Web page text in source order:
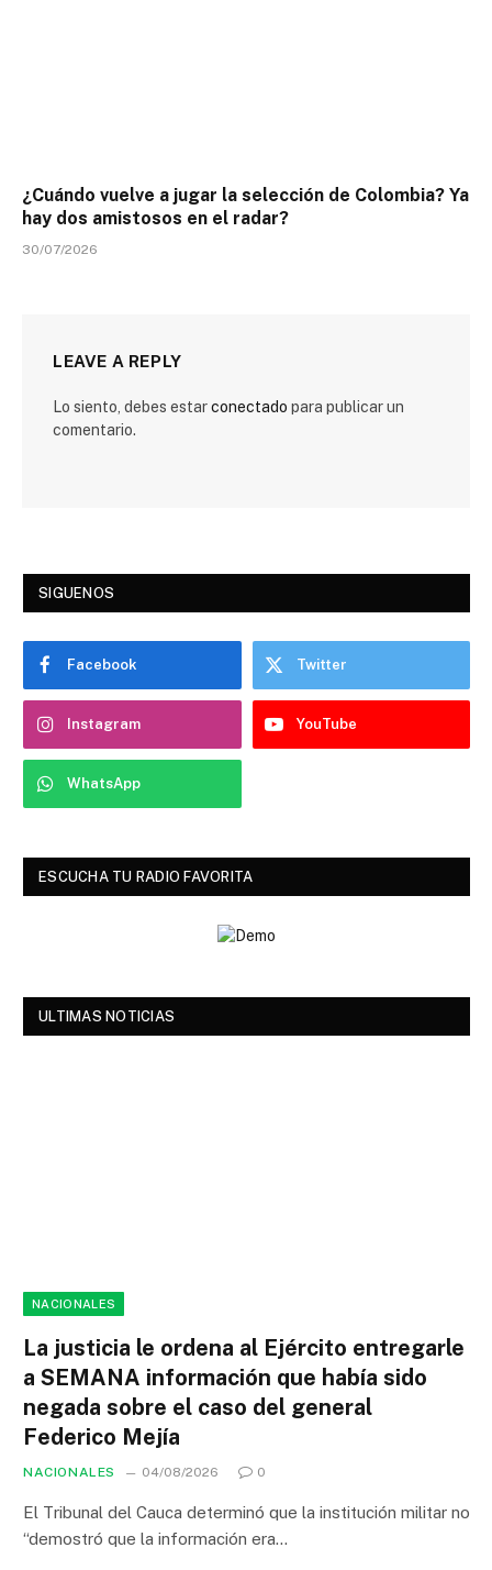
¿Cuándo vuelve a jugar la selección de Colombia? Ya
hay dos amistosos en el radar?
30/07/2026
LEAVE A REPLY
Lo siento, debes estarconectado para publicar un
comentario.
SIGUENOS
Facebook Twitter
Instagram YouTube
WhatsApp
ESCUCHA TU RADIO FAVORITA
ULTIMAS NOTICIAS
NACIONALES
La justicia le ordena al Ejército entregarle
a SEMANA información que había sido
negada sobre el caso del general
Federico Mejía
NACIONALES 04/08/2026 0
El Tribunal del Cauca determinó que la institución militar no
“demostró que la información era…